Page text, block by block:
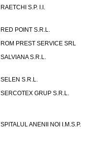
RAETCHI S.P. I.I.
RED POINT S.R.L.
ROM PREST SERVICE SRL
SALVIANA S.R.L.
SELEN S.R.L.
SERCOTEX GRUP S.R.L.
SPITALUL ANENII NOI I.M.S.P.